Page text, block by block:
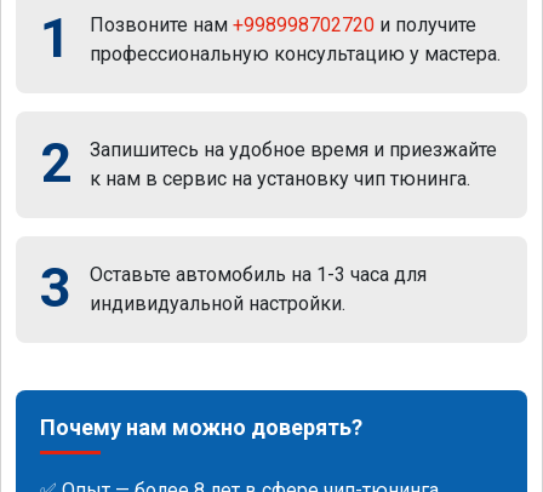
1 Позвоните нам +998998702720 и получите
профессиональную консультацию у мастера.
2
Запишитесь на удобное время и приезжайте
к нам в сервис на установку чип тюнинга.
3
Оставьте автомобиль на 1-3 часа для
индивидуальной настройки.
Почему нам можно доверять?